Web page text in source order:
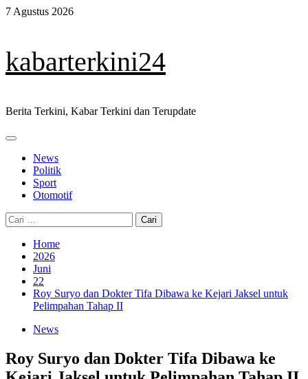
Skip
7 Agustus 2026
kabarterkini24
Berita Terkini, Kabar Terkini dan Terupdate
Primary
News
Politik
Sport
Otomotif
Cari
untuk:
Home
2026
Juni
22
Roy Suryo dan Dokter Tifa Dibawa ke Kejari Jaksel untuk
Pelimpahan Tahap II
News
Roy Suryo dan Dokter Tifa Dibawa ke